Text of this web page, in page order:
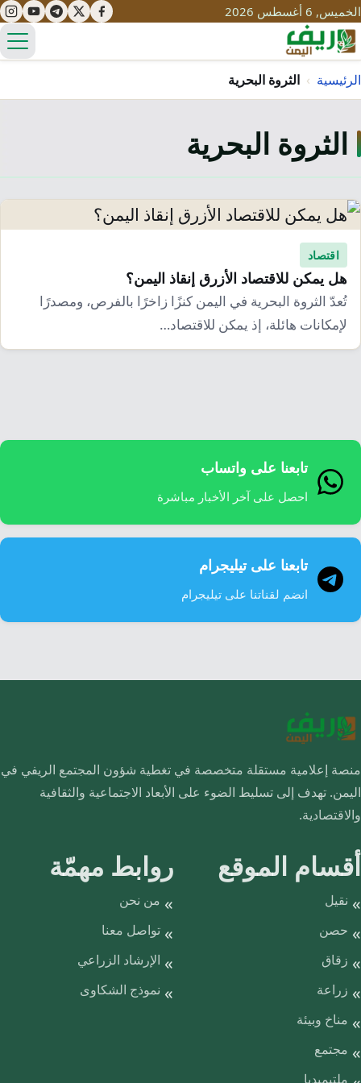
الخميس, 6 أغسطس 2026
تعليم
صحة
مياه
طرُق
قصص نجاح
مبادرات
سياحة
تراث
ثقافة
التغير المناخي
محميات
التلوث
تحديات
حلول
تقارير صور
فيديو
الرئيسية › الثروة البحرية
الثروة البحرية
اقتصاد
هل يمكن للاقتصاد الأزرق إنقاذ اليمن؟
تُعدّ الثروة البحرية في اليمن كنزًا زاخرًا بالفرص، ومصدرًا
لإمكانات هائلة، إذ يمكن للاقتصاد…
تابعنا على واتساب
احصل على آخر الأخبار مباشرة
تابعنا على تيليجرام
انضم لقناتنا على تيليجرام
منصة إعلامية مستقلة متخصصة في تغطية شؤون المجتمع الريفي في
اليمن. تهدف إلى تسليط الضوء على الأبعاد الاجتماعية والثقافية
والاقتصادية.
أقسام الموقع
نقيل
حصن
زقاق
زراعة
مناخ وبيئة
مجتمع
ملتيميديا
روابط مهمّة
من نحن
تواصل معنا
الإرشاد الزراعي
نموذج الشكاوى